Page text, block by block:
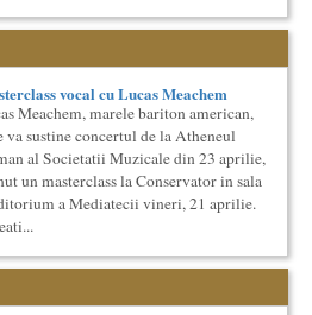
un curs de Sociologie, in
Marile capodopere
un curs de arta universala:
Este un curs intensiv si
Maicanescu
one-woman show cu Simona
in romana; Spectacolul de
vocal cu Lucas Meachem
Meachem, marele bariton american,
va sustine concertul de la Atheneul
al Societatii Muzicale din 23 aprilie,
un masterclass la Conservator in sala
a Mediatecii vineri, 21 aprilie.